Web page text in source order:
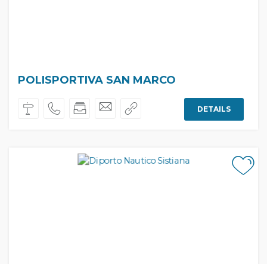
POLISPORTIVA SAN MARCO
DETAILS